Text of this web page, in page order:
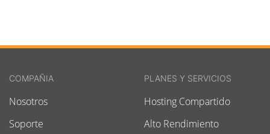
COMPAÑIA
Nosotros
Soporte
PLANES Y SERVICIOS
Hosting Compartido
Alto Rendimiento